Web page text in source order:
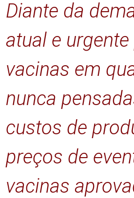
Diante da
atual e
vacinas em
nunca
custos de
preços de
vacinas